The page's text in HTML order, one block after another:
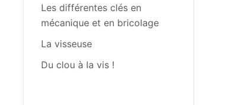
Les différentes clés en
mécanique et en bricolage
La visseuse
Du clou à la vis !